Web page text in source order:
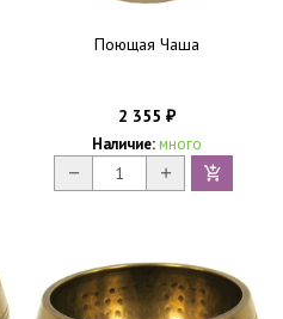
Поющая Чаша
2 355 ₽
Наличие: много